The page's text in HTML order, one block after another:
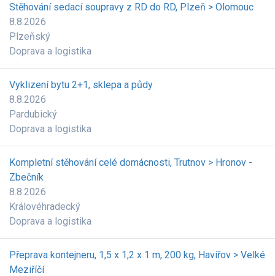
Stěhování sedací soupravy z RD do RD, Plzeň > Olomouc
8.8.2026
Plzeňský
Doprava a logistika
Vyklizení bytu 2+1, sklepa a půdy
8.8.2026
Pardubický
Doprava a logistika
Kompletní stěhování celé domácnosti, Trutnov > Hronov -
Zbečník
8.8.2026
Královéhradecký
Doprava a logistika
Přeprava kontejneru, 1,5 x 1,2 x 1 m, 200 kg, Havířov > Velké
Meziříčí